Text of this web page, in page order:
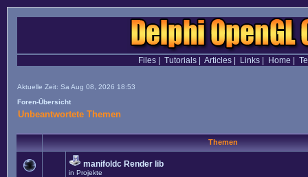
Files| Tutorials| Articles| Links| Home
Aktuelle Zeit: Sa Aug 08, 2026 18:53
Foren-Übersicht
Unbeantwortete Themen
Themen
manifoldc Render lib
in Projekte